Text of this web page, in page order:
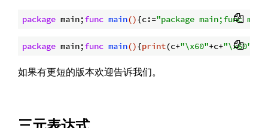
package main;func main(){c:="package main;func
package main;func main(){print(c+"\x60"+c+"\x60"
如果有更短的版本欢迎告诉我们。